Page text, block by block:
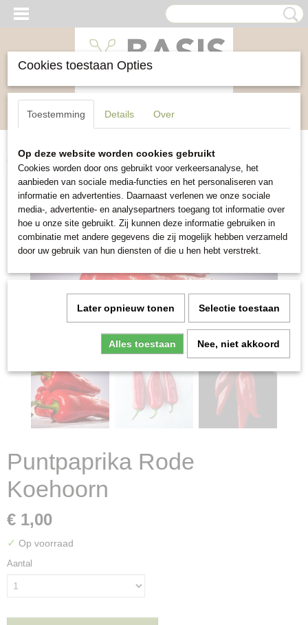
Inloggen Registreren
Home>Groente>Puntpaprika Rode Koehoorn
Puntpaprika Rode
Koehoorn
€ 1,00
✓ Op voorraad
Aantal
Cookies toestaan Opties
Toestemming Details Over
Op deze website worden cookies gebruikt
Cookies worden door ons gebruikt voor verkeersanalyse, het
aanbieden van sociale media-functies en het personaliseren van
informatie en advertenties. Daarnaast verlenen we onze sociale
media-, advertentie- en analysepartners toegang tot informatie over
hoe u onze site gebruikt. Zij kunnen deze informatie gebruiken in
combinatie met andere gegevens die zij mogelijk hebben verzameld
door uw gebruik van hun diensten of die u hen hebt verstrekt.
Later opnieuw tonen Selectie toestaan
Alles toestaan Nee, niet akkoord